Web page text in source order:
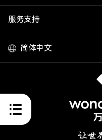
服务支持
简体中文